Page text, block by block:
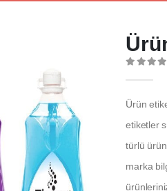
Ürün
etiketler
türlü
marka